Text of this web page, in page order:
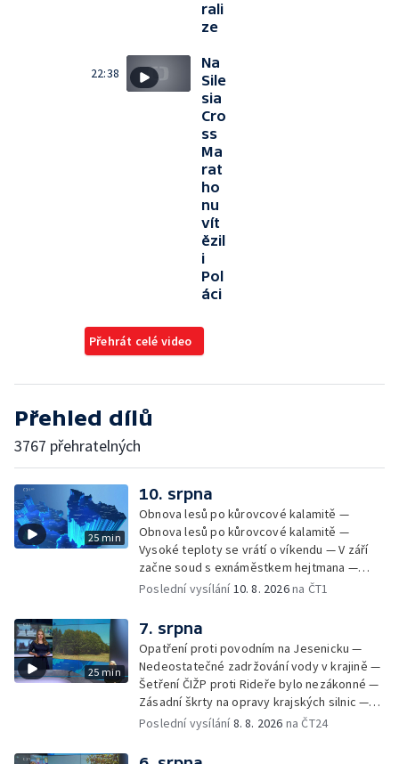
rali
ze
22:38
Na
Sile
sia
Cro
ss
Ma
rat
ho
nu
vít
ězil
i
Pol
áci
Přehrát celé video
Přehled dílů
3767 přehratelných
25 min
10. srpna
Obnova lesů po kůrovcové kalamitě —
Obnova lesů po kůrovcové kalamitě —
Vysoké teploty se vrátí o víkendu — V září
začne soud s exnáměstkem hejtmana —
Kontroly řidičů na Červenohorském sedle —
Přípravy Celostátního setkání mládeže —
Nezaměstnanost v MS kraji stoupla na 7 % —
Nezaměstnanost v OL kraji stoupla na 5,2 %
— Zájem firem o odborné brigádníky —
Přehled sociálních sítí ČT — Demolice
vyhořelého skladu ve Zlíně — Den
židovských památek
Poslední vysílání10. 8. 2026na ČT1
25 min
7. srpna
Opatření proti povodním na Jesenicku —
Nedeostatečné zadržování vody v krajině —
Šetření ČIŽP proti Rideře bylo nezákonné —
Zásadní škrty na opravy krajských silnic —
Zásadní škrty na opravy krajských silnic —
covidem — Úhyny ryb kvůli vysokým
Poslední vysílání8. 8. 2026 na ČT24